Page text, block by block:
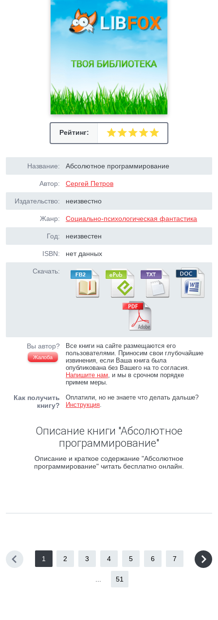
Рейтинг:
Название: Абсолютное программирование
Автор: Сергей Петров
Издательство: неизвестно
Жанр: Социально-психологическая фантастика
Год: неизвестен
ISBN: нет данных
Скачать:
Вы автор?
Жалоба
Все книги на сайте размещаются его
пользователями. Приносим свои глубочайшие
извинения, если Ваша книга была
опубликована без Вашего на то согласия.
Напишите нам, и мы в срочном порядке
примем меры.
Как получить
книгу?
Оплатили, но не знаете что делать дальше?
Инструкция.
Описание книги "Абсолютное
программирование"
Описание и краткое содержание "Абсолютное
программирование" читать бесплатно онлайн.
1 2 3 4 5 6 7
51